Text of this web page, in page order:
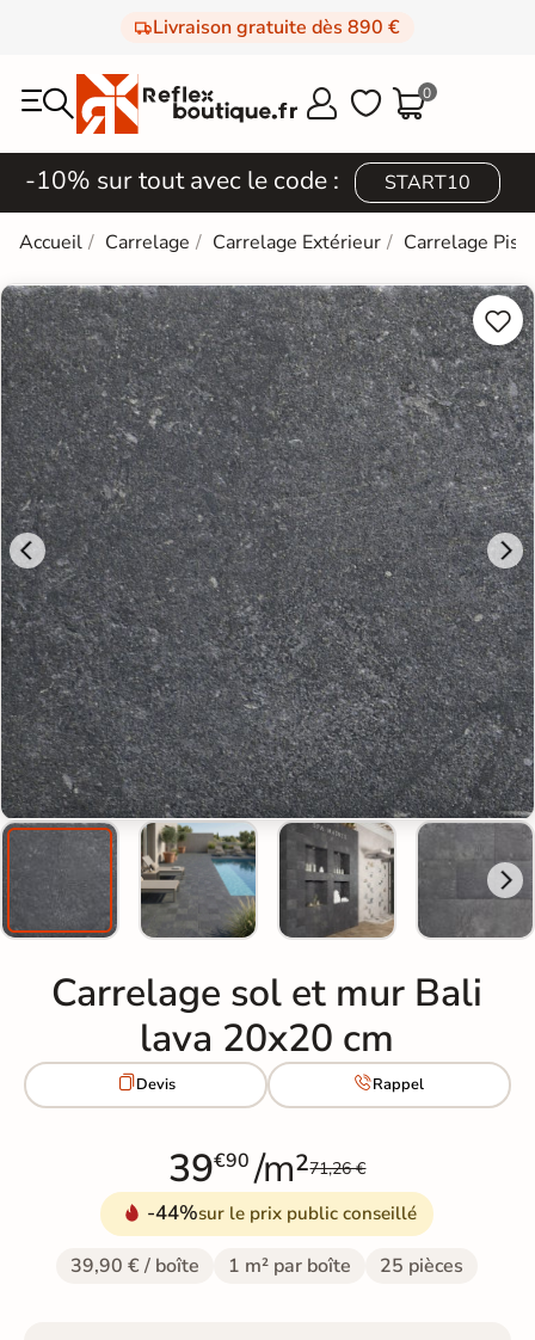
Livraison gratuite dès 890 €
  0
-10% sur tout avec le code : START10
Accueil Carrelage Carrelage Extérieur Carrelage


Carrelage sol et mur Bali
lava 20x20 cm
Devis Rappel
39€90 /m²71,26 €
-44%sur le prix public conseillé
39,90 € / boîte 1 m² par boîte 25 pièces